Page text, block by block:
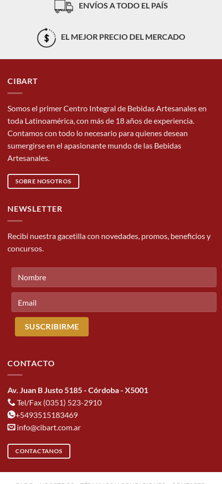
ENVÍOS A TODO EL PAÍS
EL MEJOR PRECIO DEL MERCADO
CIBART
Somos el primer Centro Integral de Bebidas Artesanales en
toda Latinoamérica, con más de 18 años de experiencia.
Contamos con todo lo necesario para quienes desean
sumergirse en el apasionante mundo de las Bebidas
Artesanales.
SOBRE NOSOTROS
NEWSLETTER
Recibí nuestra gacetilla con novedades, promos, beneficios y
concursos.
CONTACTO
Av. Juan B Justo 5185 - Córdoba - X5001
Tel/Fax (0351) 523-2910
+5493515183469
info@cibart.com.ar
CONTACTANOS